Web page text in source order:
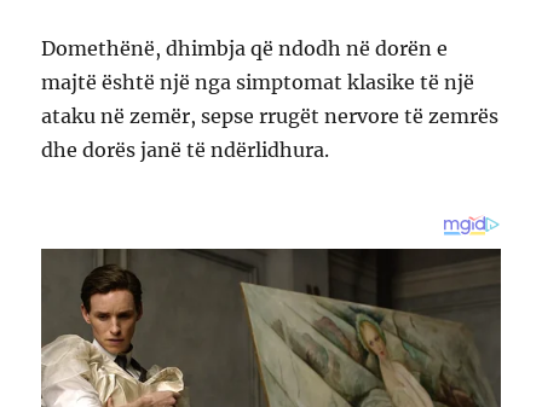
Domethënë, dhimbja që ndodh në dorën e
majtë është një nga simptomat klasike të një
ataku në zemër, sepse rrugët nervore të zemrës
dhe dorës janë të ndërlidhura.